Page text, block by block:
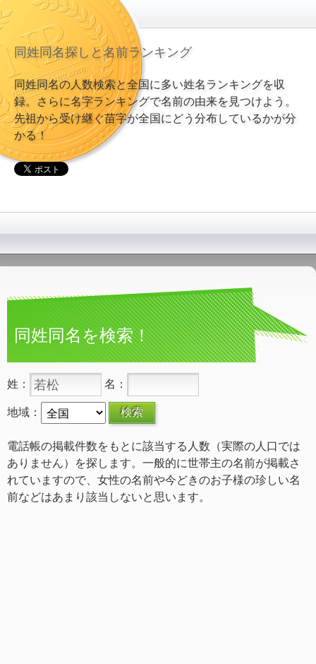
同姓同名探しと名前ランキング
同姓同名の人数検索と全国に多い姓名ランキングを収
録。さらに名字ランキングで名前の由来を見つけよう。
先祖から受け継ぐ苗字が全国にどう分布しているかが分
かる！
同姓同名を検索！
姓： 名：
地域：
電話帳の掲載件数をもとに該当する人数（実際の人口では
ありません）を探します。一般的に世帯主の名前が掲載さ
れていますので、女性の名前や今どきのお子様の珍しい名
前などはあまり該当しないと思います。